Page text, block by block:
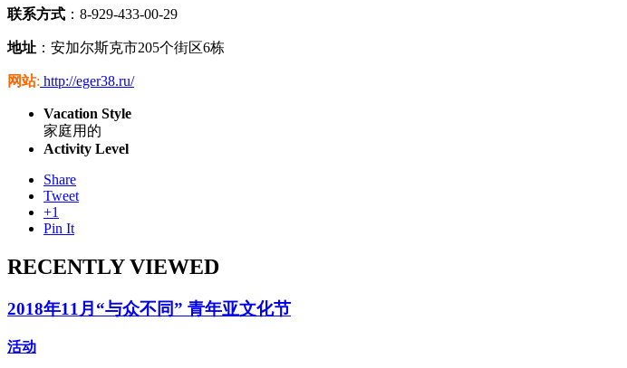
联系方式 ：8-929-433-00-29
地址 ：安加尔斯克市205个街区6栋
网站: http://eger38.ru/
Vacation Style
家庭用的
Activity Level
Share
Tweet
+1
Pin It
RECENTLY VIEWED
2018年11月“与众不同” 青年亚文化节
活动